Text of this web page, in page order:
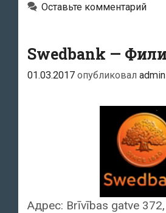
Оставьте комментарий
Swedbank —
01.03.2017 опубликовал admin
Адрес: Brīvības gatve 372,